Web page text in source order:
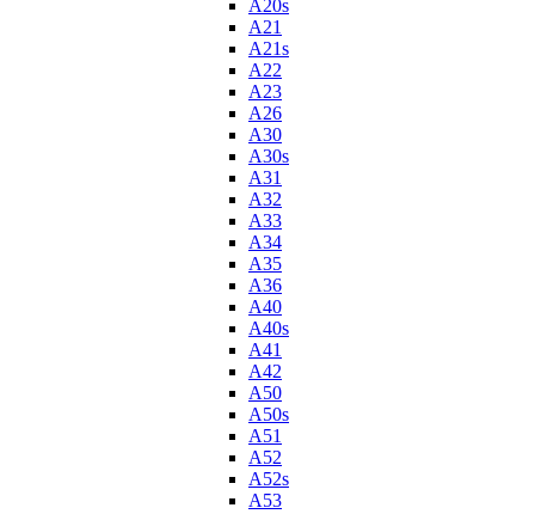
A20s
A21
A21s
A22
A23
A26
A30
A30s
A31
A32
A33
A34
A35
A36
A40
A40s
A41
A42
A50
A50s
A51
A52
A52s
A53